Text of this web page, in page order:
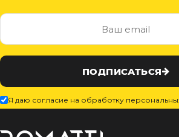
ПОДПИСАТЬСЯ
Я даю согласие на обработку